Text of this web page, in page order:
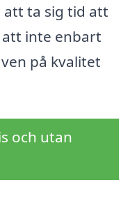
ta sig tid att
inte enbart
på kvalitet
och utan